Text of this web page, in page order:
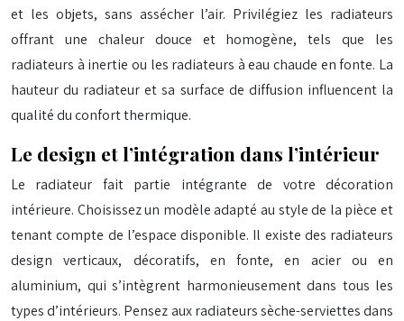
et les objets, sans assécher l’air. Privilégiez les radiateurs
offrant une chaleur douce et homogène, tels que les
radiateurs à inertie ou les radiateurs à eau chaude en fonte. La
hauteur du radiateur et sa surface de diffusion influencent la
qualité du confort thermique.
Le design et l’intégration dans l’intérieur
Le radiateur fait partie intégrante de votre décoration
intérieure. Choisissez un modèle adapté au style de la pièce et
tenant compte de l’espace disponible. Il existe des radiateurs
design verticaux, décoratifs, en fonte, en acier ou en
aluminium, qui s’intègrent harmonieusement dans tous les
types d’intérieurs. Pensez aux radiateurs sèche-serviettes dans